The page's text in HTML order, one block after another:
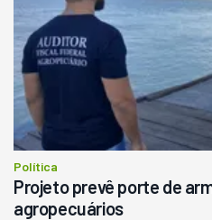
Política
Projeto prevê porte de
agropecuários